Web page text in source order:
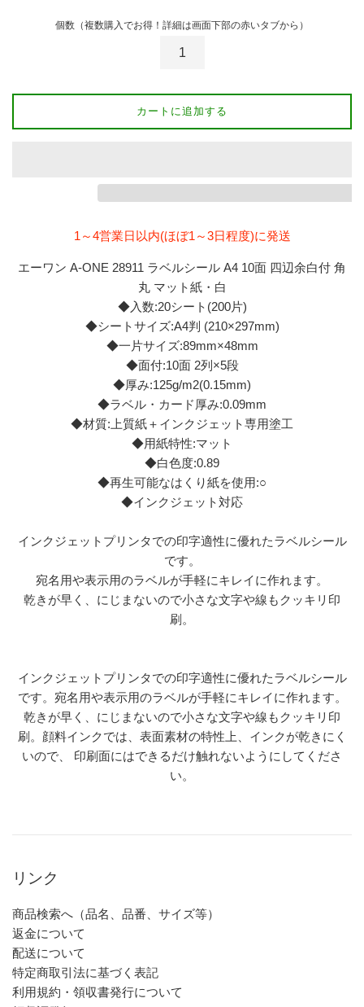
個数（複数購入でお得！詳細は画面下部の赤いタブから）
カートに追加する
1～4営業日以内(ほぼ1～3日程度)に発送
エーワン A-ONE 28911 ラベルシール A4 10面 四辺余白付 角
丸 マット紙・白
◆入数:20シート(200片)
◆シートサイズ:A4判 (210×297mm)
◆一片サイズ:89mm×48mm
◆面付:10面 2列×5段
◆厚み:125g/m2(0.15mm)
◆ラベル・カード厚み:0.09mm
◆材質:上質紙＋インクジェット専用塗工
◆用紙特性:マット
◆白色度:0.89
◆再生可能なはくり紙を使用:○
◆インクジェット対応
インクジェットプリンタでの印字適性に優れたラベルシール
です。
宛名用や表示用のラベルが手軽にキレイに作れます。
乾きが早く、にじまないので小さな文字や線もクッキリ印
刷。
インクジェットプリンタでの印字適性に優れたラベルシール
です。宛名用や表示用のラベルが手軽にキレイに作れます。
乾きが早く、にじまないので小さな文字や線もクッキリ印
刷。顔料インクでは、表面素材の特性上、インクが乾きにく
いので、 印刷面にはできるだけ触れないようにしてくださ
い。
リンク
商品検索へ（品名、品番、サイズ等）
返金について
配送について
特定商取引法に基づく表記
利用規約・領収書発行について